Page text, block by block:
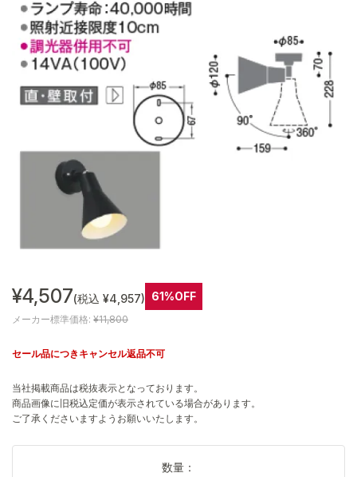
¥4,507(税込 ¥4,957) 61%OFF
メーカー標準価格: ¥11,800
セール品につきキャンセル返品不可
当社掲載商品は税抜表示となっております。
商品画像に旧税込定価が表示されている場合があります。
ご了承くださいますようお願いいたします。
数量：